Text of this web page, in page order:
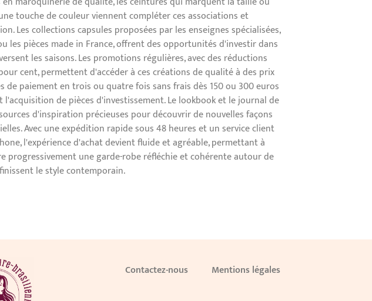
touche de couleur viennent compléter ces associations et
Les collections capsules proposées par les enseignes spécialisées,
les pièces made in France, offrent des opportunités d'investir dans
les saisons. Les promotions régulières, avec des réductions
cent, permettent d'accéder à ces créations de qualité à des prix
de paiement en trois ou quatre fois sans frais dès 150 ou 300 euros
de pièces d'investissement. Le lookbook et le journal de
d'inspiration précieuses pour découvrir de nouvelles façons
Avec une expédition rapide sous 48 heures et un service client
l'expérience d'achat devient fluide et agréable, permettant à
progressivement une garde-robe réfléchie et cohérente autour de
le style contemporain.
Contactez-nous Mentions légales